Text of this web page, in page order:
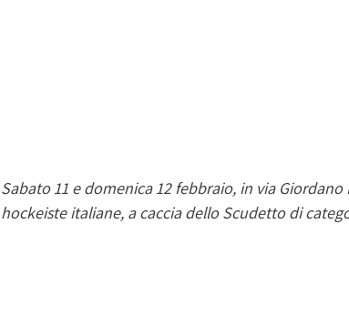
Sabato 11 e domenica 12 febbraio, in via
hockeiste italiane, a caccia dello Scudetto di